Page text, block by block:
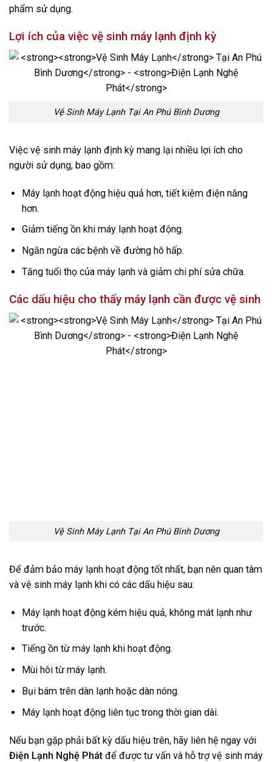
phẩm sử dụng.
Lợi ích của việc vệ sinh máy lạnh định kỳ
Vệ Sinh Máy Lạnh Tại An Phú Bình Dương
Việc vệ sinh máy lạnh định kỳ mang lại nhiều lợi ích cho
người sử dụng, bao gồm:
Máy lạnh hoạt động hiệu quả hơn, tiết kiệm điện năng
hơn.
Giảm tiếng ồn khi máy lạnh hoạt động.
Ngăn ngừa các bệnh về đường hô hấp.
Tăng tuổi thọ của máy lạnh và giảm chi phí sửa chữa.
Các dấu hiệu cho thấy máy lạnh cần được vệ sinh
Vệ Sinh Máy Lạnh Tại An Phú Bình Dương
Để đảm bảo máy lạnh hoạt động tốt nhất, bạn nên quan tâm
và vệ sinh máy lạnh khi có các dấu hiệu sau:
Máy lạnh hoạt động kém hiệu quả, không mát lạnh như
trước.
Tiếng ồn từ máy lạnh khi hoạt động.
Mùi hôi từ máy lạnh.
Bụi bám trên dàn lạnh hoặc dàn nóng.
Máy lạnh hoạt động liên tục trong thời gian dài.
Nếu bạn gặp phải bất kỳ dấu hiệu trên, hãy liên hệ ngay với
Điện Lạnh Nghệ Phát để được tư vấn và hỗ trợ vệ sinh máy